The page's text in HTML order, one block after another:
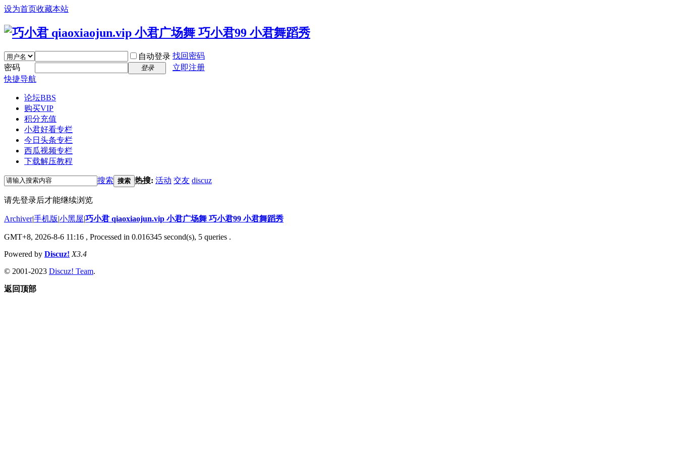
设为首页收藏本站
自动登录 找回密码
密码
登录
立即注册
快捷导航
论坛BBS
购买VIP
积分充值
小君好看专栏
今日头条专栏
西瓜视频专栏
下载解压教程
搜索 搜索 热搜: 活动 交友 discuz
请先登录后才能继续浏览
Archiver|手机版|小黑屋|巧小君 qiaoxiaojun.vip 小君广场舞 巧小君99 小君舞蹈秀
GMT+8, 2026-8-6 11:16 , Processed in 0.016345 second(s), 5 queries .
Powered by Discuz! X3.4
© 2001-2023 Discuz! Team.
返回顶部